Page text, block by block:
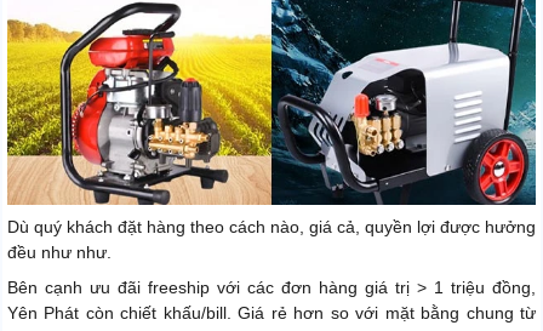
Dù quý khách đặt hàng theo cách nào, giá cả, quyền lợi được hưởng
đều như như.
Bên cạnh ưu đãi freeship với các đơn hàng giá trị > 1 triệu đồng,
Yên Phát còn chiết khấu/bill. Giá rẻ hơn so với mặt bằng chung từ